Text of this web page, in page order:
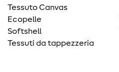
Tessuto Canvas
Ecopelle
Softshell
Tessuti da tappezzeria